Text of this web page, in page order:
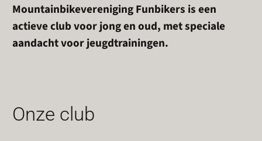
Mountainbikevereniging Funbikers is een
actieve club voor jong en oud, met speciale
aandacht voor jeugdtrainingen.
Onze club